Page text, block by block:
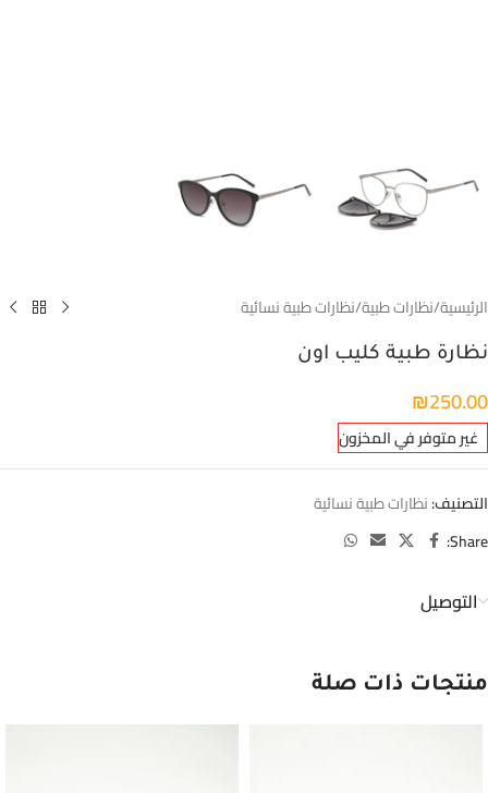
الرئيسية/نظارات طبية/نظارات طبية نسائية
نظارة طبية كليب اون
₪250.00
غير متوفر في المخزون
التصنيف:نظارات طبية نسائية
Share:
التوصيل
منتجات ذات صلة